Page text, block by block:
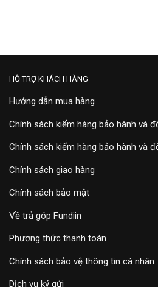
HỖ TRỢ KHÁCH HÀNG
Hướng dẫn mua hàng
Chính sách kiểm hàng bảo hành và
Chính sách kiểm hàng bảo hành và
Chính sách giao hàng
Chính sách bảo mật
Về trả góp Fundiin
Phương thức thanh toán
Chính sách bảo vệ thông tin cá nhân
Dịch vụ ký gửi